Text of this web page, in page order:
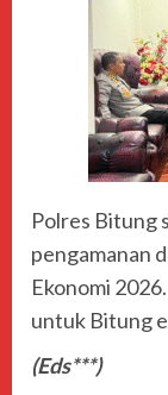
Polres Bitung
pengamanan
Ekonomi
untuk Bitung
(Eds***)